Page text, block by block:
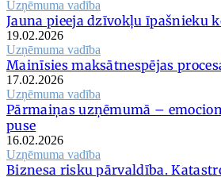
Uzņēmuma vadība
Jauna pieeja dzīvokļu īpašnieku
19.02.2026
Uzņēmuma vadība
Mainīsies maksātnespējas
17.02.2026
Uzņēmuma vadība
Pārmaiņas uzņēmumā –
puse
16.02.2026
Uzņēmuma vadība
Biznesa risku pārvaldība.